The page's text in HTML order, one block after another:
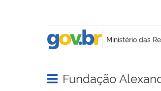
Abrir menu principal de
Fundação